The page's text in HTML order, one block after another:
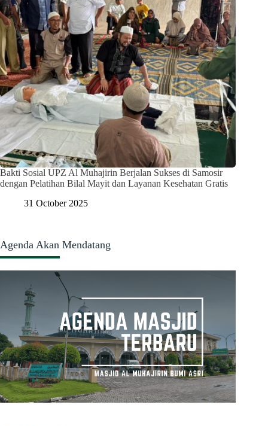
Bakti Sosial UPZ Al Muhajirin Berjalan Sukses di Samosir
dengan Pelatihan Bilal Mayit dan Layanan Kesehatan Gratis
31 October 2025
Agenda Akan Mendatang